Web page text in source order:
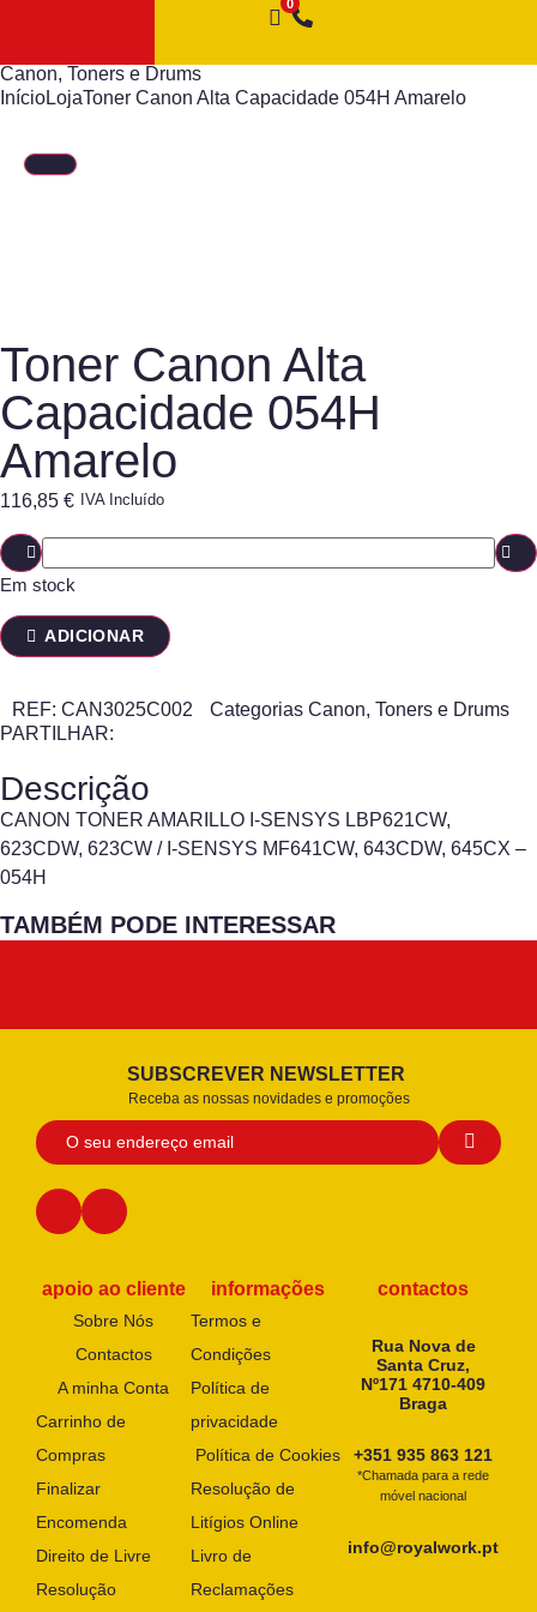
Canon, Toners e Drums
InícioLojaToner Canon Alta Capacidade 054H Amarelo
Toner Canon Alta
Capacidade 054H
Amarelo
116,85 € IVA Incluído
Em stock
ADICIONAR
REF: CAN3025C002 Categorias Canon, Toners e Drums
PARTILHAR:
Descrição
CANON TONER AMARILLO I-SENSYS LBP621CW,
623CDW, 623CW / I-SENSYS MF641CW, 643CDW, 645CX –
054H
TAMBÉM PODE INTERESSAR
SUBSCREVER NEWSLETTER
Receba as nossas novidades e promoções
apoio ao cliente
Sobre Nós
Contactos
A minha Conta
Carrinho de
Compras
Finalizar
Encomenda
Direito de Livre
Resolução
informações
Termos e
Condições
Política de
privacidade
Política de Cookies
Resolução de
Litígios Online
Livro de
Reclamações
contactos
Rua Nova de
Santa Cruz,
Nº171 4710-409
Braga
+351 935 863 121
*Chamada para a rede
móvel nacional
info@royalwork.pt